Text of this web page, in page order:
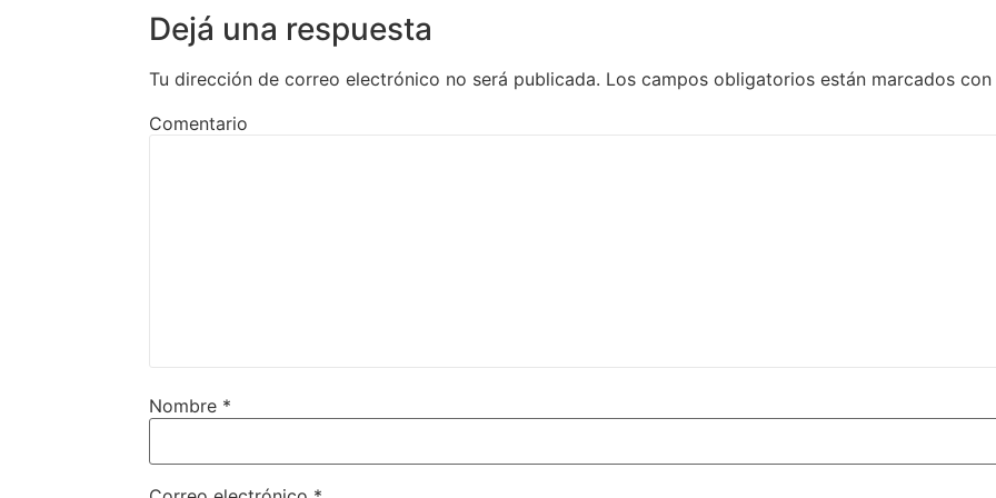
Dejá una respuesta
Tu dirección de correo electrónico no será publicada. Los campos obligatorios están marcados
Comentario
Nombre *